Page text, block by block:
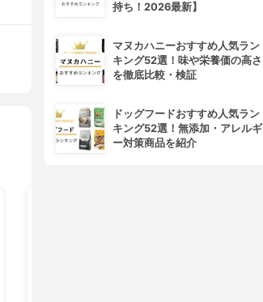
持ち！2026最新】
マヌカハニーおすすめ人気ラン
キング52選！味や栄養価の高さ
を徹底比較・検証
ドッグフードおすすめ人気ラン
キング52選！無添加・アレルギ
ー対策商品を紹介